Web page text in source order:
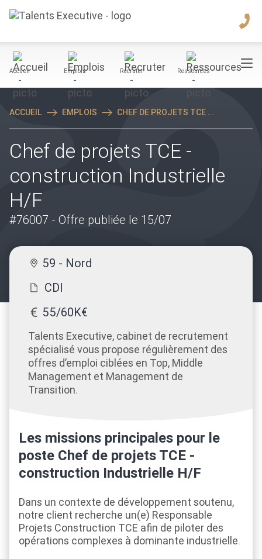
Accueil Emplois Recruter Ressources
ACCUEIL EMPLOIS CHEF DE PROJETS TCE ...
Chef de projets TCE -
construction Industrielle
H/F
#76007 - Offre publiée le 15/07
59 - Nord
CDI
55/60K€
Talents Executive, cabinet de recrutement
spécialisé vous propose régulièrement des
offres d’emploi ciblées en Top, Middle
Management et Management de
Transition.
Les missions principales pour le
poste Chef de projets TCE -
construction Industrielle H/F
Dans un contexte de développement soutenu,
notre client recherche un(e) Responsable
Projets Construction TCE afin de piloter des
opérations complexes à dominante industrielle.